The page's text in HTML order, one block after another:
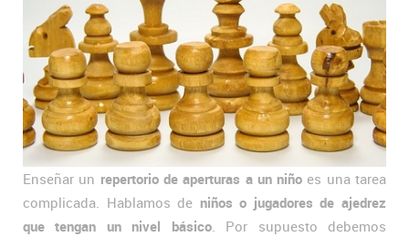
Enseñar un repertorio de aperturas a un niño es una tarea
complicada. Hablamos de niños o jugadores de ajedrez
que tengan un nivel básico. Por supuesto debemos